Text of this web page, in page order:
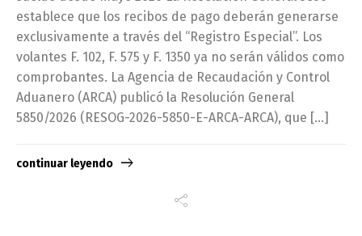
establece que los recibos de pago deberán generarse
exclusivamente a través del “Registro Especial”. Los
volantes F. 102, F. 575 y F. 1350 ya no serán válidos como
comprobantes. La Agencia de Recaudación y Control
Aduanero (ARCA) publicó la Resolución General
5850/2026 (RESOG-2026-5850-E-ARCA-ARCA), que […]
continuar leyendo